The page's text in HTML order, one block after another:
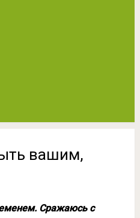
вашим,
Сражаюсь с